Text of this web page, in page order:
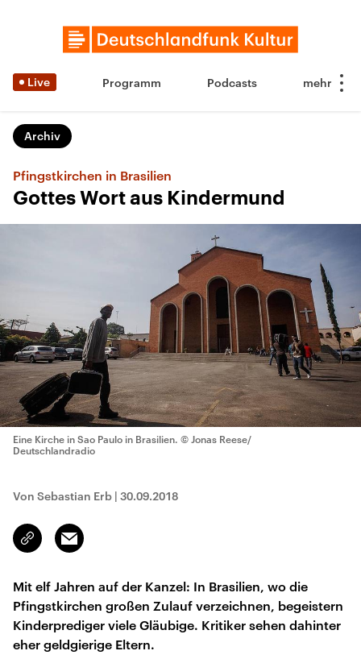
Live Programm Podcasts
Archiv
Pfingstkirchen in Brasilien
Gottes Wort aus Kindermund
Eine Kirche in Sao Paulo in Brasilien. © Jonas Reese/
Deutschlandradio
Von Sebastian Erb | 30.09.2018
Link
kopieren/teilen
Email
Mit elf Jahren auf der Kanzel: In Brasilien, wo die
Pfingstkirchen großen Zulauf verzeichnen, begeistern
Kinderprediger viele Gläubige. Kritiker sehen dahinter
eher geldgierige Eltern.